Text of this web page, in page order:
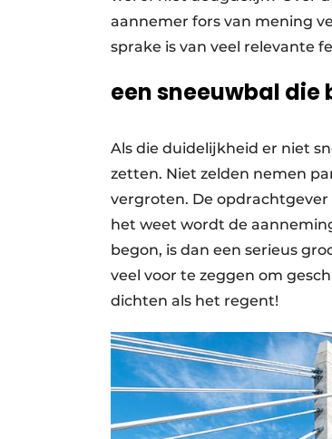
aannemer fors van mening
sprake is van veel relevante
een sneeuwbal
Als die duidelijkheid er niet
zetten. Niet zelden nemen
vergroten. De
het weet wordt de
begon, is dan een serieus
veel voor te zeggen om
dichten als het regent!